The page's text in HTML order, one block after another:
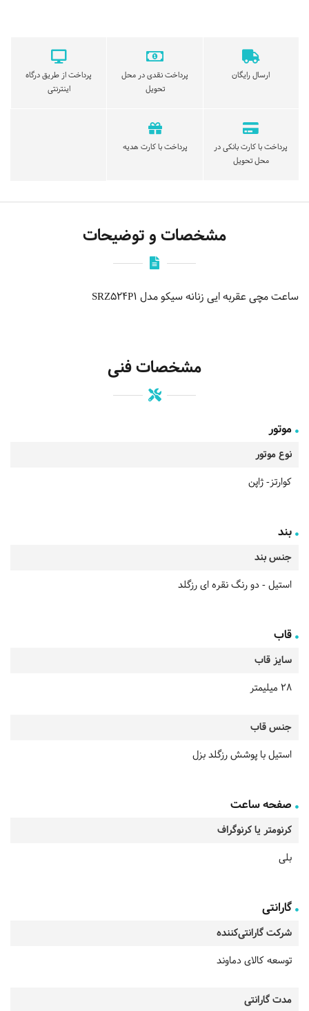
ارسال رایگان
پرداخت نقدی در محل
تحویل
پرداخت از طریق درگاه
اینترنتی
پرداخت با کارت بانکی در
محل تحویل
پرداخت با کارت هدیه
مشخصات و توضیحات
ساعت مچی عقربه ایی زنانه سیکو مدل SRZ524P1
مشخصات فنی
موتور
نوع موتور
کوارتز- ژاپن
بند
جنس بند
استیل - دو رنگ نقره ای رزگلد
قاب
سایز قاب
28 میلیمتر
جنس قاب
استیل با پوشش رزگلد بزل
صفحه ساعت
کرنومتر یا کرنوگراف
بلی
گارانتی
شرکت گارانتی‌کننده
توسعه کالای دماوند
مدت گارانتی